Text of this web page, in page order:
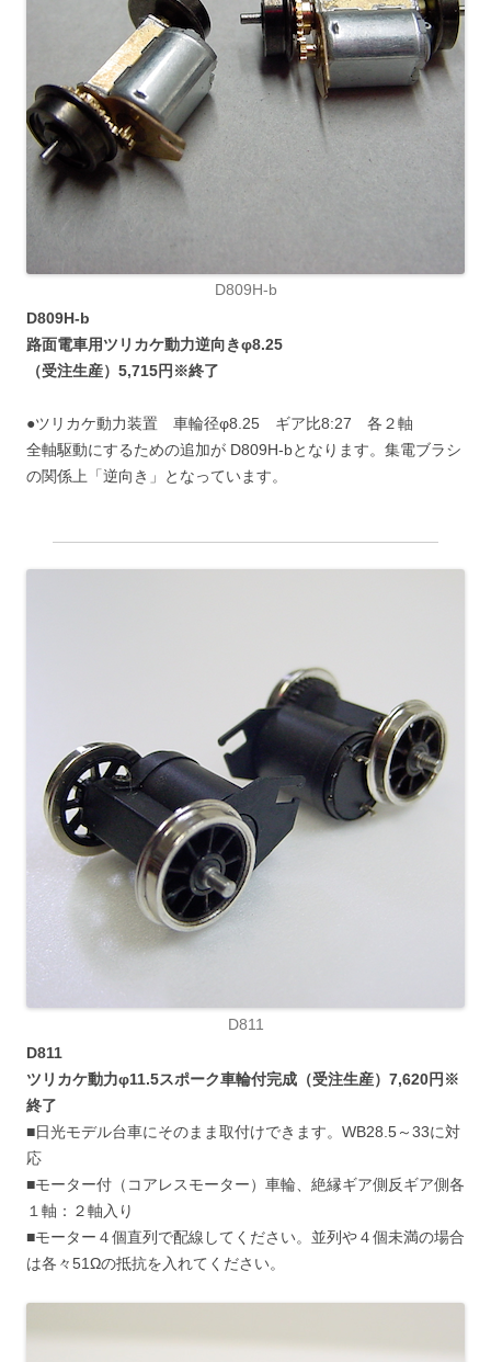
D809H-b
D809H-b
路面電車用ツリカケ動力逆向きφ8.25
（受注生産）5,715円※終了
●ツリカケ動力装置 車輪径φ8.25 ギア比8:27 各２軸
全軸駆動にするための追加が D809H-bとなります。集電ブラシ
の関係上「逆向き」となっています。
D811
D811
ツリカケ動力φ11.5スポーク車輪付完成（受注生産）7,620円※
終了
■日光モデル台車にそのまま取付けできます。WB28.5～33に対
応
■モーター付（コアレスモーター）車輪、絶縁ギア側反ギア側各
１軸：２軸入り
■モーター４個直列で配線してください。並列や４個未満の場合
は各々51Ωの抵抗を入れてください。